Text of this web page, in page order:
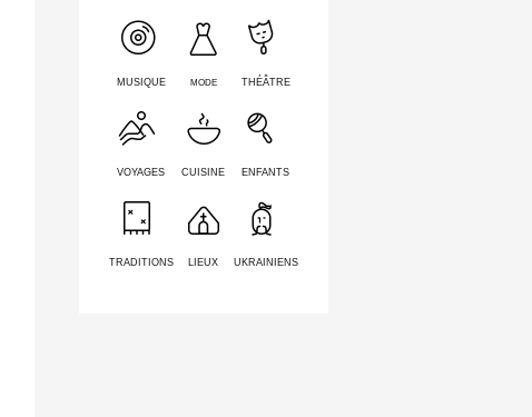
MUSIQUE MODE THÉÂTRE
VOYAGES CUISINE ENFANTS
TRADITIONS LIEUX UKRAINIENS